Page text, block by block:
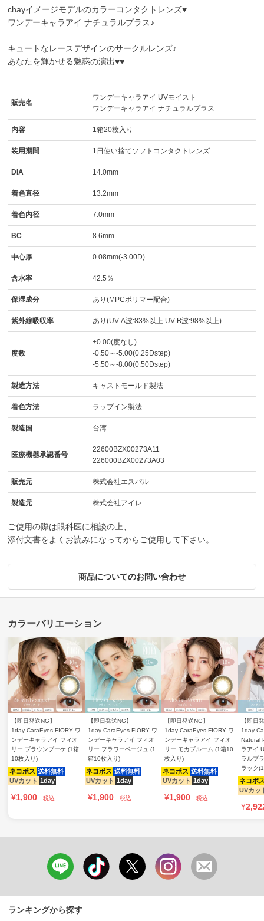
chayイメージモデルのカラーコンタクトレンズ♥
ワンデーキャラアイ ナチュラルプラス♪
キュートなレースデザインのサークルレンズ♪
あなたを輝かせる魅惑の演出♥♥
販売名
ワンデーキャラアイ UVモイスト
ワンデーキャラアイ ナチュラルプラス
内容 1箱20枚入り
装用期間 1日使い捨てソフトコンタクトレンズ
DIA 14.0mm
着色直径 13.2mm
着色内径 7.0mm
BC 8.6mm
中心厚 0.08mm(-3.00D)
含水率 42.5％
保湿成分 あり(MPCポリマー配合)
紫外線吸収率 あり(UV-A波:83%以上 UV-B波:98%以上)
度数
±0.00(度なし)
-0.50～-5.00(0.25Dstep)
-5.50～-8.00(0.50Dstep)
製造方法 キャストモールド製法
着色方法 ラップイン製法
製造国 台湾
医療機器承認番号
22600BZX00273A11
226000BZX00273A03
販売元 株式会社エスパル
製造元 株式会社アイレ
ご使用の際は眼科医に相談の上、
添付文書をよくお読みになってからご使用して下さい。
商品についてのお問い合わせ
【即日発送NG】
1day CaraEyes FIORY ワ
ンデーキャラアイ フィオ
リー ブラウンブーケ (1箱
10枚入り)
ネコポス 送料無料
UVカット 1day
¥1,900 税込
【即日発送NG】
1day CaraEyes FIORY ワ
ンデーキャラアイ フィオ
リー フラワーベージュ (1
箱10枚入り)
ネコポス 送料無料
UVカット 1day
¥1,900 税込
【即日発送NG】
1day CaraEyes FIORY ワ
ンデーキャラアイ フィオ
リー モカブルーム (1箱10
枚入り)
ネコポス 送料無料
UVカット 1day
¥1,900 税込
【即日
1day
Natural
ラアイ
ラルプ
ラック
ネコポ
UVカッ
¥
ランキングから探す